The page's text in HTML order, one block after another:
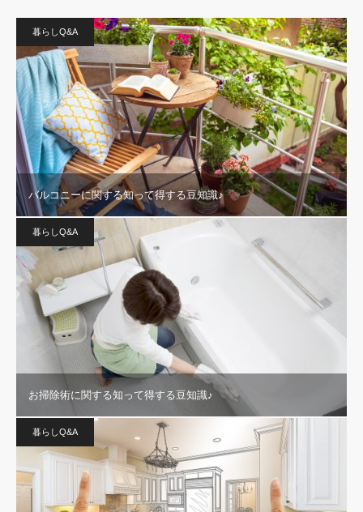
暮らしQ&A
バルコニーに関する知って得する豆知識♪
暮らしQ&A
お掃除術に関する知って得する豆知識♪
暮らしQ&A